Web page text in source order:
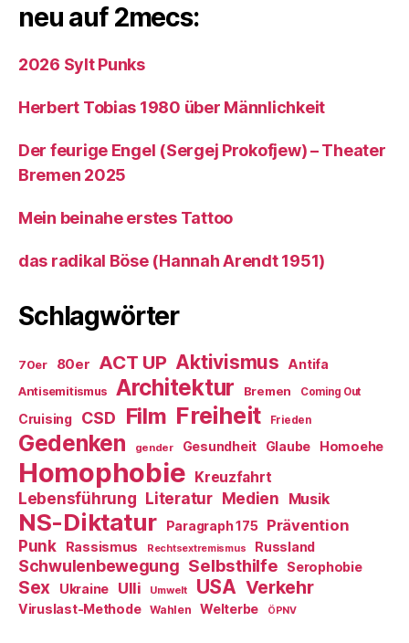
neu auf 2mecs:
2026 Sylt Punks
Herbert Tobias 1980 über Männlichkeit
Der feurige Engel (Sergej Prokofjew) – Theater
Bremen 2025
Mein beinahe erstes Tattoo
das radikal Böse (Hannah Arendt 1951)
Schlagwörter
70er 80er ACT UP Aktivismus Antifa
Antisemitismus Architektur Bremen Coming Out
Cruising CSD Film Freiheit Frieden
Gedenken gender Gesundheit Glaube Homoehe
Homophobie Kreuzfahrt
Lebensführung Literatur Medien Musik
NS-Diktatur Paragraph 175
Prävention
Punk
Rassismus Rechtsextremismus Russland
Schwulenbewegung Selbsthilfe Serophobie
Sex Ukraine Ulli Umwelt USA Verkehr
Viruslast-Methode Wahlen Welterbe ÖPNV